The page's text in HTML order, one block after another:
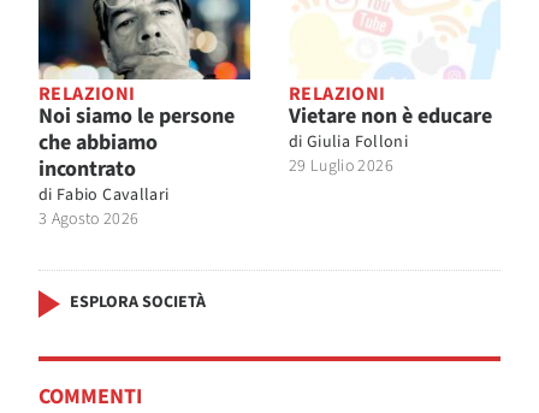
RELAZIONI
Noi siamo le persone
che abbiamo
incontrato
di Fabio Cavallari
3 Agosto 2026
RELAZIONI
Vietare non è educare
di Giulia Folloni
29 Luglio 2026
ESPLORA SOCIETÀ
COMMENTI